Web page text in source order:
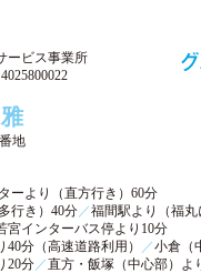
ービス事業所
地
ーより（直方行き）60分
行き）40分／福間駅より（福
宮インターバス停より10分
分（高速道路利用） ／小倉（
20分／直方・飯塚（中心部）よ